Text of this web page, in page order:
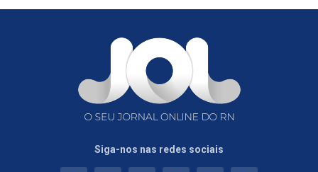
Siga-nos nas redes sociais